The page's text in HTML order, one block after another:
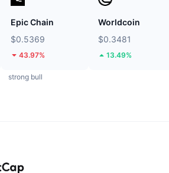
Epic Chain
$0.5369
43.97%
Worldcoin
$0.3481
13.49%
strong bull